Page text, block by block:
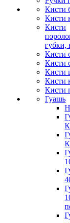
Кисти
Кисти
Кисти
губки,
Кисти
Кисти
Кисти
Кисти
Кисти
Гуашь